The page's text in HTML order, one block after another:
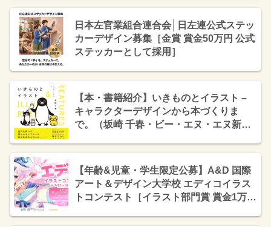
日本左官業組合連合会│日左連公式ステッ
カーデザイン募集［金賞 賞金50万円 公式
ステッカーとして採用］
【本・書籍紹介】いきものとイラスト –
キャラクターデザインから本づくりま
で。（坂崎 千春・ビー・エヌ・エヌ新
【年齢&児童・学生限定公募】A&D 国際
アート＆デザイン大学校 エディコイラス
トコンテスト［イラスト部門賞 賞金1万円
ほか］